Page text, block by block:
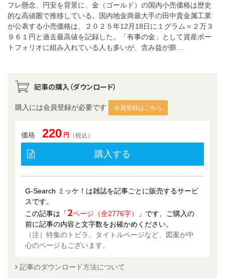
フレ懸念、円安を背景に、金（ゴールド）の国内小売価格は歴史
的な高値圏で推移している。国内地金商最大手の田中貴金属工業
が公表する小売価格は、２０２５年12月18日に１グラム＝２万３
９６１円と過去最高値を記録した。「有事の金」として資産ポー
トフォリオに組み入れている人も多いが、含み益が膨…
記事の購入（ダウンロード）
購入には会員登録が必要です 会員登録はこちら
価格 220 円 （税込）
購入する
G-Search ミッケ！は雑誌を記事ごとに販売するサービ
スです。
この記事は「2ページ（全2776字）
」です。ご購入の
前に記事の内容と文字数をお確かめください。
（注）特集のトビラ、タイトルページなど、図案が中
心のページもございます。
記事のダウンロード方法について